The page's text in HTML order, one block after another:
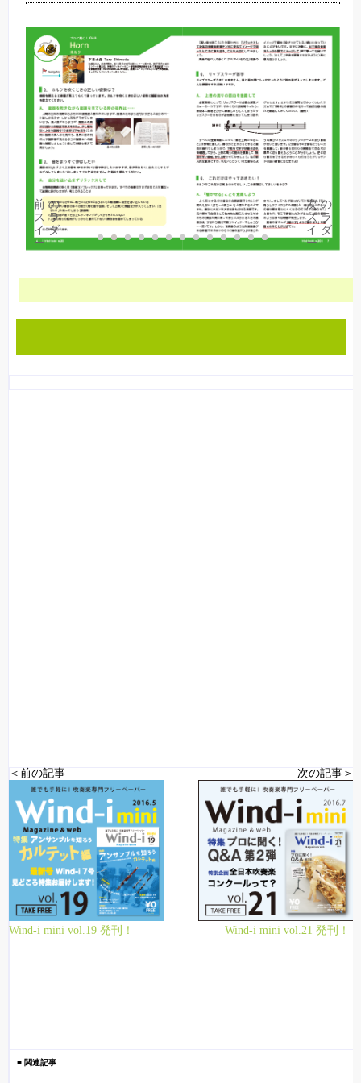
1 2 3 4 5 6 7 8 9 10 11 12 13
前の
スラ
イダ
ー
次の
スラ
イダ
ー
＜前の記事
Wind-i mini vol.19 発刊！
次の記事＞
Wind-i mini vol.21 発刊！
■ 関連記事